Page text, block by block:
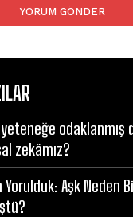
odaklanmış
zekâmız?
Aşk Neden